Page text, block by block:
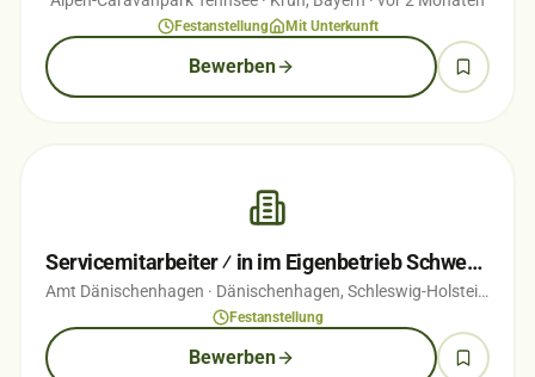
Festanstellung Mit Unterkunft
Bewerben
Servicemitarbeiter ⁄ in im Eigenbetrieb Schwedeneck Touristik (m ⁄ w ⁄ d)
Amt Dänischenhagen · Dänischenhagen, Schleswig-Holstein
Festanstellung
Bewerben